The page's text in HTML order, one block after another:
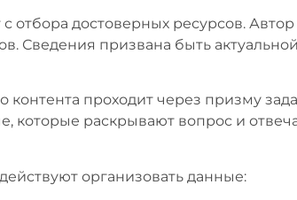
отбора достоверных ресурсов.
Сведения призвана быть
контента проходит через призму
которые раскрывают вопрос и
организовать данные: